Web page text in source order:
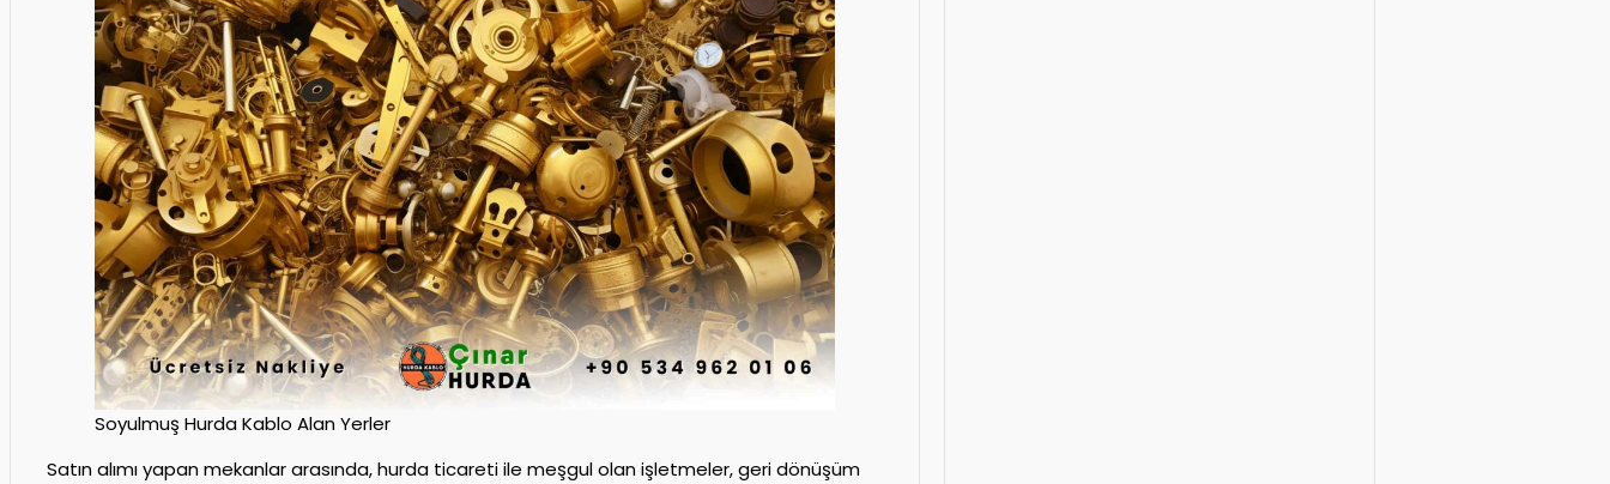
Soyulmuş Hurda Kablo Alan Yerler
Satın alımı yapan mekanlar arasında, hurda ticareti ile meşgul olan işletmeler, geri dönüşüm